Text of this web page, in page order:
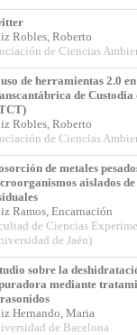
Robles, Roberto
de Ciencias
de herramientas 2.0
de
Robles, Roberto
de Ciencias
de metales
aislados de
Ramos, Encarnación
de Ciencias
de Jaén)
sobre la
mediante
Hernando, Maria
de Bacelona